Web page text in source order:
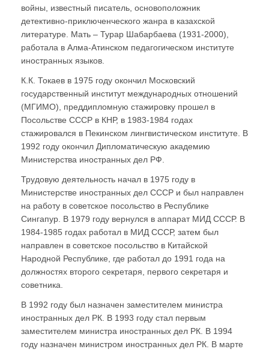
войны, известный писатель, основоположник
детективно-приключенческого жанра в казахской
литературе. Мать – Турар Шабарбаева (1931-2000),
работала в Алма-Атинском педагогическом институте
иностранных языков.
К.К. Токаев в 1975 году окончил Московский
государственный институт международных отношений
(МГИМО), преддипломную стажировку прошел в
Посольстве СССР в КНР, в 1983-1984 годах
стажировался в Пекинском лингвистическом институте. В
1992 году окончил Дипломатическую академию
Министерства иностранных дел РФ.
Трудовую деятельность начал в 1975 году в
Министерстве иностранных дел СССР и был направлен
на работу в советское посольство в Республике
Сингапур. В 1979 году вернулся в аппарат МИД СССР. В
1984-1985 годах работал в МИД СССР, затем был
направлен в советское посольство в Китайской
Народной Республике, где работал до 1991 года на
должностях второго секретаря, первого секретаря и
советника.
В 1992 году был назначен заместителем министра
иностранных дел РК. В 1993 году стал первым
заместителем министра иностранных дел РК. В 1994
году назначен министром иностранных дел РК. В марте